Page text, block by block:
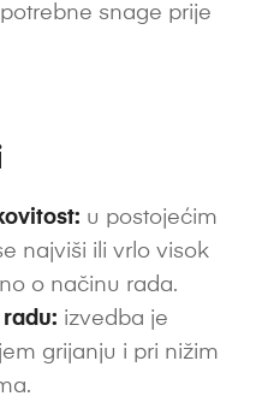
snage prije
u postojećim
najviši ili vrlo visok
o načinu rada.
izvedba je
grijanju i pri nižim